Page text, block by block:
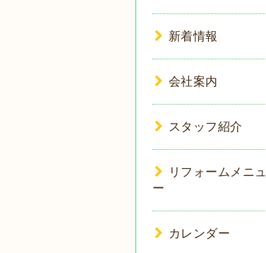
新着情報
会社案内
スタッフ紹介
リフォームメニュ
ー
カレンダー